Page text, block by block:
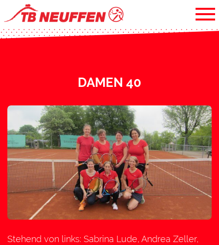
DAMEN 40
Stehend von links: Sabrina Lude, Andrea Zeller,